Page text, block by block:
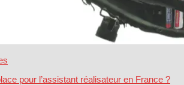
pour l’assistant réalisateur en France ?